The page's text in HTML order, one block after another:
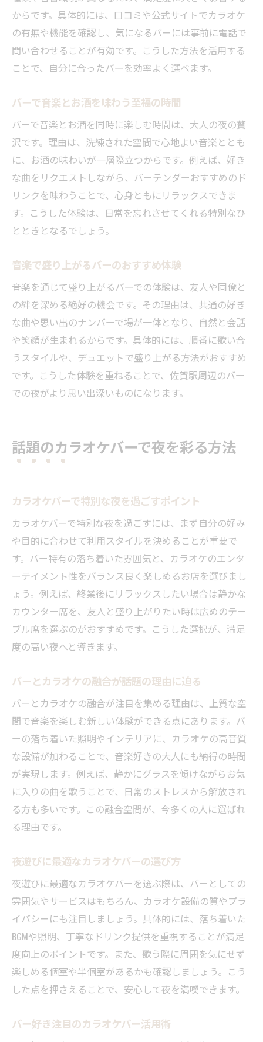
からです。具体的には、口コミや公式サイトでカラオケ
の有無や機能を確認し、気になるバーには事前に電話で
問い合わせることが有効です。こうした方法を活用する
ことで、自分に合ったバーを効率よく選べます。
バーで音楽とお酒を味わう至福の時間
バーで音楽とお酒を同時に楽しむ時間は、大人の夜の贅
沢です。理由は、洗練された空間で心地よい音楽ととも
に、お酒の味わいが一層際立つからです。例えば、好き
な曲をリクエストしながら、バーテンダーおすすめのド
リンクを味わうことで、心身ともにリラックスできま
す。こうした体験は、日常を忘れさせてくれる特別なひ
とときとなるでしょう。
音楽で盛り上がるバーのおすすめ体験
音楽を通じて盛り上がるバーでの体験は、友人や同僚と
の絆を深める絶好の機会です。その理由は、共通の好き
な曲や思い出のナンバーで場が一体となり、自然と会話
や笑顔が生まれるからです。具体的には、順番に歌い合
うスタイルや、デュエットで盛り上がる方法がおすすめ
です。こうした体験を重ねることで、佐賀駅周辺のバー
での夜がより思い出深いものになります。
話題のカラオケバーで夜を彩る方法
カラオケバーで特別な夜を過ごすポイント
カラオケバーで特別な夜を過ごすには、まず自分の好み
や目的に合わせて利用スタイルを決めることが重要で
す。バー特有の落ち着いた雰囲気と、カラオケのエンタ
ーテイメント性をバランス良く楽しめるお店を選びまし
ょう。例えば、終業後にリラックスしたい場合は静かな
カウンター席を、友人と盛り上がりたい時は広めのテー
ブル席を選ぶのがおすすめです。こうした選択が、満足
度の高い夜へと導きます。
バーとカラオケの融合が話題の理由に迫る
バーとカラオケの融合が注目を集める理由は、上質な空
間で音楽を楽しむ新しい体験ができる点にあります。バ
ーの落ち着いた照明やインテリアに、カラオケの高音質
な設備が加わることで、音楽好きの大人にも納得の時間
が実現します。例えば、静かにグラスを傾けながらお気
に入りの曲を歌うことで、日常のストレスから解放され
る方も多いです。この融合空間が、今多くの人に選ばれ
る理由です。
夜遊びに最適なカラオケバーの選び方
夜遊びに最適なカラオケバーを選ぶ際は、バーとしての
雰囲気やサービスはもちろん、カラオケ設備の質やプラ
イバシーにも注目しましょう。具体的には、落ち着いた
BGMや照明、丁寧なドリンク提供を重視することが満足
度向上のポイントです。また、歌う際に周囲を気にせず
楽しめる個室や半個室があるかも確認しましょう。こう
した点を押さえることで、安心して夜を満喫できます。
バー好き注目のカラオケバー活用術